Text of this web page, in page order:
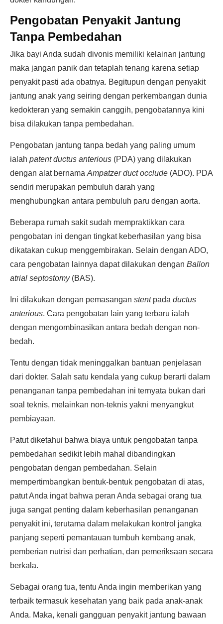
Pengobatan Penyakit Jantung
Tanpa Pembedahan
Jika bayi Anda sudah divonis memiliki kelainan jantung
maka jangan panik dan tetaplah tenang karena setiap
penyakit pasti ada obatnya. Begitupun dengan penyakit
jantung anak yang seiring dengan perkembangan dunia
kedokteran yang semakin canggih, pengobatannya kini
bisa dilakukan tanpa pembedahan.
Pengobatan jantung tanpa bedah yang paling umum
ialah patent ductus anterious (PDA) yang dilakukan
dengan alat bernama Ampatzer duct occlude (ADO). PDA
sendiri merupakan pembuluh darah yang
menghubungkan antara pembuluh paru dengan aorta.
Beberapa rumah sakit sudah mempraktikkan cara
pengobatan ini dengan tingkat keberhasilan yang bisa
dikatakan cukup menggembirakan. Selain dengan ADO,
cara pengobatan lainnya dapat dilakukan dengan Ballon
atrial septostomy(BAS).
Ini dilakukan dengan pemasangan stentpada ductus
anterious. Cara pengobatan lain yang terbaru ialah
dengan mengombinasikan antara bedah dengan non-
bedah.
Tentu dengan tidak meninggalkan bantuan penjelasan
dari dokter. Salah satu kendala yang cukup berarti dalam
penanganan tanpa pembedahan ini ternyata bukan dari
soal teknis, melainkan non-teknis yakni menyangkut
pembiayaan.
Patut diketahui bahwa biaya untuk pengobatan tanpa
pembedahan sedikit lebih mahal dibandingkan
pengobatan dengan pembedahan. Selain
mempertimbangkan bentuk-bentuk pengobatan di atas,
patut Anda ingat bahwa peran Anda sebagai orang tua
juga sangat penting dalam keberhasilan penanganan
penyakit ini, terutama dalam melakukan kontrol jangka
panjang seperti pemantauan tumbuh kembang anak,
pemberian nutrisi dan perhatian, dan pemeriksaan secara
berkala.
Sebagai orang tua, tentu Anda ingin memberikan yang
terbaik termasuk kesehatan yang baik pada anak-anak
Anda. Maka, kenali gangguan penyakit jantung bawaan